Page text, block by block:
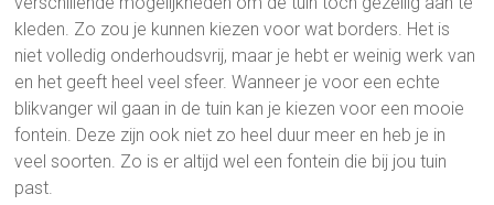
kleden. Zo zou je kunnen kiezen voor wat borders. Het is
niet volledig onderhoudsvrij, maar je hebt er weinig werk van
en het geeft heel veel sfeer. Wanneer je voor een echte
blikvanger wil gaan in de tuin kan je kiezen voor een mooie
fontein. Deze zijn ook niet zo heel duur meer en heb je in
veel soorten. Zo is er altijd wel een fontein die bij jou tuin
past.